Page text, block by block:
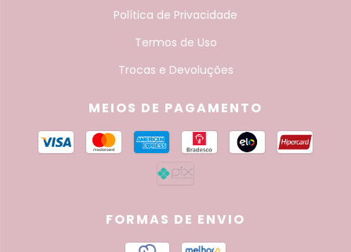
Política de Privacidade
Termos de Uso
Trocas e Devoluções
MEIOS DE PAGAMENTO
FORMAS DE ENVIO